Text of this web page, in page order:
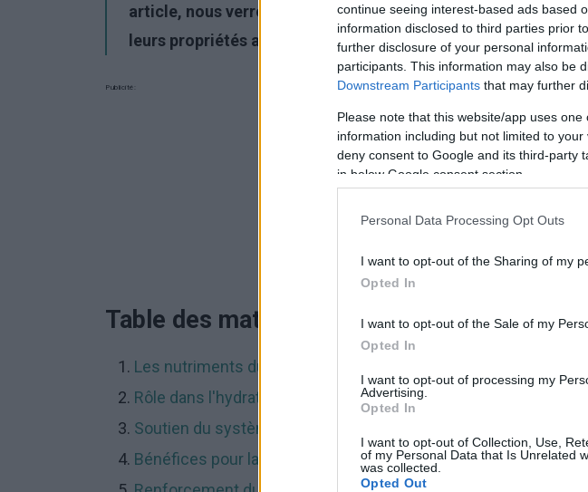
continue seeing interest-based ads based
information disclosed to third parties prior
further disclosure of your personal
participants. This information may also be
Downstream Participants that may further
Please note that this website/app uses
information including but not limited to
deny consent to Google and its third-party
in below Google consent section.
Personal Data Processing Opt Outs
I want to opt-out of the Sharing of my
Opted In
I want to opt-out of the Sale of my
Opted In
I want to opt-out of processing my
Advertising.
Opted In
I want to opt-out of Collection, Use,
of my Personal Data that Is Unrelated
was collected.
Opted Out
article, nous verrons en détail pourquoi vous devriez
leurs propriétés affectent votre corps. Bonne lecture !
Publicité:
Table des matières
Les nutriments du melon
Rôle dans l'hydratation du corps
Soutien du système digestif
Bénéfices pour la santé cardiaque